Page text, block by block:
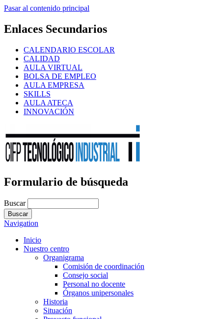
Pasar al contenido principal
Enlaces Secundarios
CALENDARIO ESCOLAR
CALIDAD
AULA VIRTUAL
BOLSA DE EMPLEO
AULA EMPRESA
SKILLS
AULA ATECA
INNOVACIÓN
Formulario de búsqueda
Buscar
Navigation
Inicio
Nuestro centro
Organigrama
Comisión de coordinación
Consejo social
Personal no docente
Órganos unipersonales
Historia
Situación